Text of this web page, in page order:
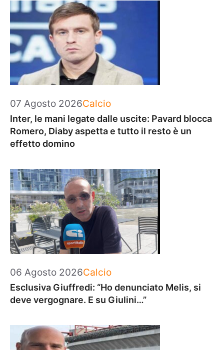
07 Agosto 2026Categorie
Calcio
Inter, le mani legate dalle uscite: Pavard blocca
Romero, Diaby aspetta e tutto il resto è un
effetto domino
06 Agosto 2026Categorie
Calcio
Esclusiva Giuffredi: “Ho denunciato Melis, si
deve vergognare. E su Giulini…”